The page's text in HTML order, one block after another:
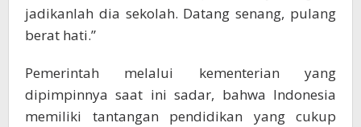
jadikanlah dia sekolah. Datang senang, pulang
berat hati.”
Pemerintah melalui kementerian yang
dipimpinnya saat ini sadar, bahwa Indonesia
memiliki tantangan pendidikan yang cukup